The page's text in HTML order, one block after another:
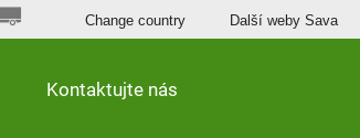
Kontaktujte nás
Change country Další weby Sava